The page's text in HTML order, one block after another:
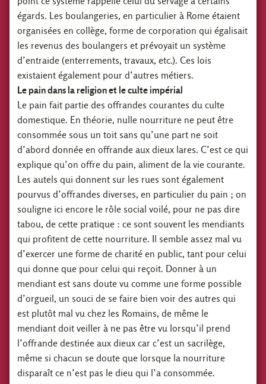
égards. Les boulangeries, en particulier à Rome étaient
organisées en collège, forme de corporation qui égalisait
les revenus des boulangers et prévoyait un système
d’entraide (enterrements, travaux, etc.). Ces lois
existaient également pour d’autres métiers.
Le pain dans la religion et le culte impérial
Le pain fait partie des offrandes courantes du culte
domestique. En théorie, nulle nourriture ne peut être
consommée sous un toit sans qu’une part ne soit
d’abord donnée en offrande aux dieux lares. C’est ce qui
explique qu’on offre du pain, aliment de la vie courante.
Les autels qui donnent sur les rues sont également
pourvus d’offrandes diverses, en particulier du pain ; on
souligne ici encore le rôle social voilé, pour ne pas dire
tabou, de cette pratique : ce sont souvent les mendiants
qui profitent de cette nourriture. Il semble assez mal vu
d’exercer une forme de charité en public, tant pour celui
qui donne que pour celui qui reçoit. Donner à un
mendiant est sans doute vu comme une forme possible
d’orgueil, un souci de se faire bien voir des autres qui
est plutôt mal vu chez les Romains, de même le
mendiant doit veiller à ne pas être vu lorsqu’il prend
l’offrande destinée aux dieux car c’est un sacrilège,
même si chacun se doute que lorsque la nourriture
disparaît ce n’est pas le dieu qui l’a consommée.